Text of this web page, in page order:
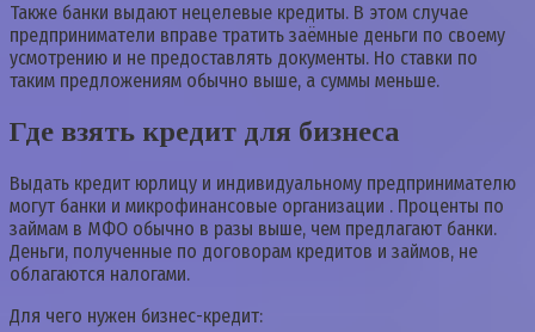
Также банки выдают нецелевые кредиты. В этом случае
предприниматели вправе тратить заёмные деньги по своему
усмотрению и не предоставлять документы. Но ставки по
таким предложениям обычно выше, а суммы меньше.
Где взять кредит для бизнеса
Выдать кредит юрлицу и индивидуальному предпринимателю
могут банки и микрофинансовые организации . Проценты по
займам в МФО обычно в разы выше, чем предлагают банки.
Деньги, полученные по договорам кредитов и займов, не
облагаются налогами.
Для чего нужен бизнес-кредит: